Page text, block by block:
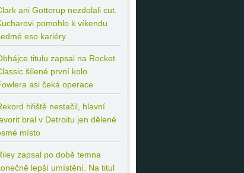
ani Gotterup nezdolali cut.
pomohlo k víkendu
eso kariéry
titulu zapsal na Rocket
šílené první kolo.
asi čeká operace
hřiště nestačil, hlavní
bral v Detroitu jen dělené
místo
zapsal po době temna
lepší umístění. Na titul